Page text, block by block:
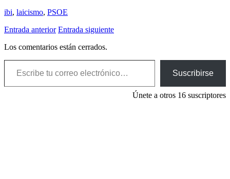
ibi, laicismo, PSOE
Entrada anterior Entrada siguiente
Los comentarios están cerrados.
Escribe tu correo electrónico…
Suscribirse
Únete a otros 16 suscriptores